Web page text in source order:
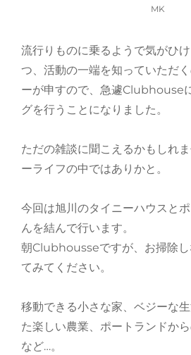
MK
流行りものに乗るようで気がひ
つ、活動の一端を知っていただ
ーが申すので、急遽Clubhouse
グを行うことになりました。
ただの雑談に聞こえるかもしれ
ーライフの中ではありかと。
今回は旭川のタイニーハウスと
んを結んで行います。
朝Clubhousseですが、お掃除し
てみてください。
移動できる小さな家、ベジーな
た楽しい農業、ポートランドか
など…。